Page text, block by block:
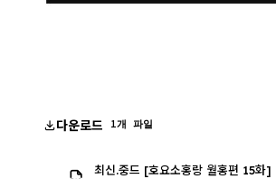
다운로드 1개 파일
최신.중드 [호요소홍랑 월홍편 15화]